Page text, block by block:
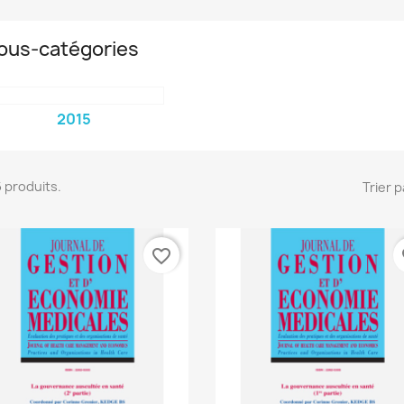
catégories
2015
produits. Trier
favorite_border